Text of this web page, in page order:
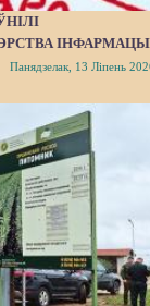
Панядзелак, 13 Ліпень